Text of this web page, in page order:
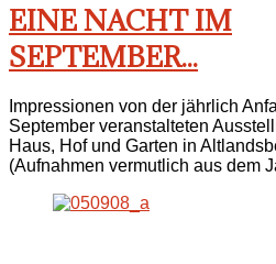
EINE NACHT IM
SEPTEMBER...
Impressionen von der jährlich
September veranstalteten
Haus, Hof und Garten in
(Aufnahmen vermutlich aus dem